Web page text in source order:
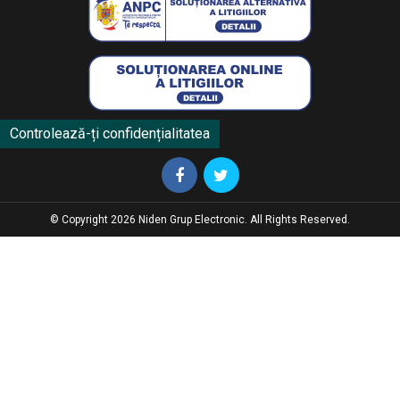
Controlează-ți confidențialitatea
© Copyright 2026 Niden Grup Electronic. All Rights Reserved.